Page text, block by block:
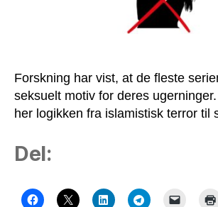
Forskning har vist, at de fleste
seksuelt motiv for deres
her logikken fra islamistisk terror til
Del: